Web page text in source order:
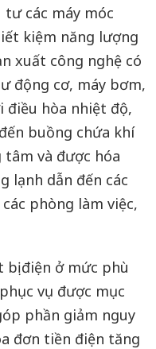
tư các máy móc
kiệm năng lượng
xuất công nghệ có
động cơ, máy bơm,
điều hòa nhiệt độ,
buồng chứa khí
và được hóa
lạnh dẫn đến các
phòng làm việc,
bị điện ở mức phù
vụ được mục
phần giảm nguy
đơn tiền điện tăng